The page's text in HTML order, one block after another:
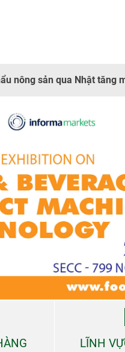
nông sản qua Nhật tăng
LĨNH